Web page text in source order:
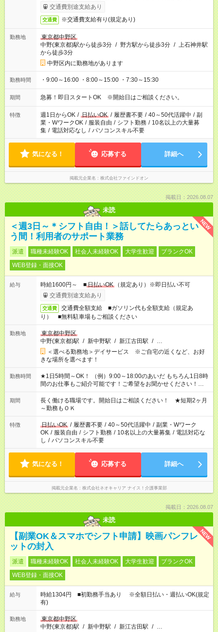
交通費別途支給あり
交通費 ※交通費支給有り(規定あり)
勤務地
東京都中野区
中野(東京都)駅から徒歩3分 / 野方駅から徒歩3分 / 上石神井駅
から徒歩3分
中野区内に勤務地があります
勤務時間 ・9:00～16:00 ・8:00～15:00 ・7:30～15:30
期間 急募！即日スタートOK ※開始日はご相談ください。
特徴 週1日からOK / 日払いOK / 履歴書不要 / 40～50代活躍中 / 副
業・WワークOK / 服装自由 / シフト勤務 / 10名以上の大量募
集 / 電話対応なし / パソコンスキル不要
気になる！ 応募する 詳細へ
掲載元企業名 株式会社ファインドオン
掲載日：2026.08.07
未読
NEW
＜週3日～＊シフト自由！＞話してたらあっとい
う間！利用者のサポート業務
派遣 職種未経験OK 社会人未経験OK 大学生歓迎
ブランクOK
WEB登録・面接OK
給与 時給1600円～ ■日払いOK
（規定あり）※即日払い不可
交通費別途支給あり
交通費
交通費全額支給 ■ガソリン代も全額支給（規定あ
り） ■無料駐車場もご相談ください
勤務地
東京都中野区
中野(東京都)駅 / 新中野駅 / 新江古田駅 / …
＜選べる勤務地＞デイサービス ※ご自宅の近くなど、お好
きな場所を選べます！
勤務時間
★1日5時間～OK！ （例）9:00～18:00のあいだ もちろん1日8時
間のお仕事もご紹介可能です！ご希望をお聞かせください！★家
庭の都合でお休みが必要な場合も遠慮なくご相談ください。 ※
週最低15時間以上の勤務が必要です
期間
長く働ける職場です。開始日はご相談ください！ ★短期2ヶ月
～勤務もＯＫ
特徴 日払いOK / 履歴書不要 / 40～50代活躍中 / 副業・Wワーク
OK / 服装自由 / シフト勤務 / 10名以上の大量募集 / 電話対応な
し / パソコンスキル不要
気になる！ 応募する 詳細へ
掲載元企業名 株式会社ネオキャリア ナイス！介護事業部
掲載日：2026.08.07
未読
NEW
【副業OK＆スマホでシフト申請】映画パンフレ
ットの封入
派遣 職種未経験OK 社会人未経験OK 大学生歓迎
ブランクOK
WEB登録・面接OK
給与
時給1304円 ■初勤務手当あり ※全額日払い・週払いOK(規定
有)
勤務地
東京都中野区
中野(東京都)駅 / 新中野駅 / 新江古田駅 / …